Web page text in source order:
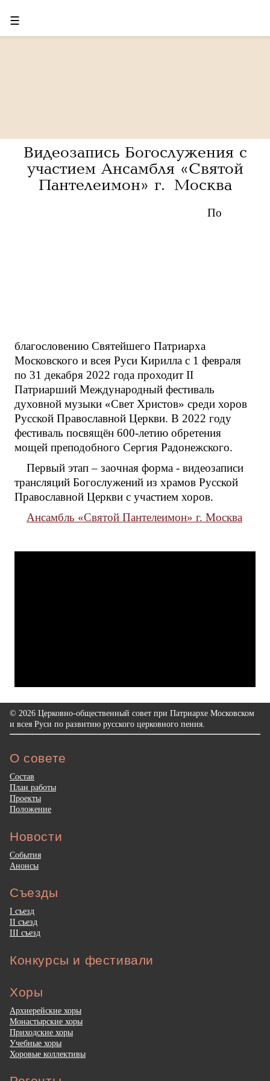
☰
Видеозапись Богослужения с
участием Ансамбля «Святой
Пантелеимон» г. Москва
По
благословению Святейшего Патриарха
Московского и всея Руси Кирилла с 1 февраля
по 31 декабря 2022 года проходит II
Патриарший Международный фестиваль
духовной музыки «Свет Христов» среди хоров
Русской Православной Церкви. В 2022 году
фестиваль посвящён 600-летию обретения
мощей преподобного Сергия Радонежского.
Первый этап – заочная форма - видеозаписи
трансляций Богослужений из храмов Русской
Православной Церкви с участием хоров.
Ансамбль «Святой Пантелеимон» г. Москва
© 2026 Церковно-общественный совет при Патриархе Московском
и всея Руси по развитию русского церковного пения.
О совете
Состав
План работы
Проекты
Положение
Новости
События
Анонсы
Съезды
I съезд
II съезд
III съезд
Конкурсы и фестивали
Хоры
Архиерейские хоры
Монастырские хоры
Приходские хоры
Учебные хоры
Хоровые коллективы